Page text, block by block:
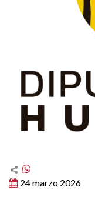
24 marzo 2026